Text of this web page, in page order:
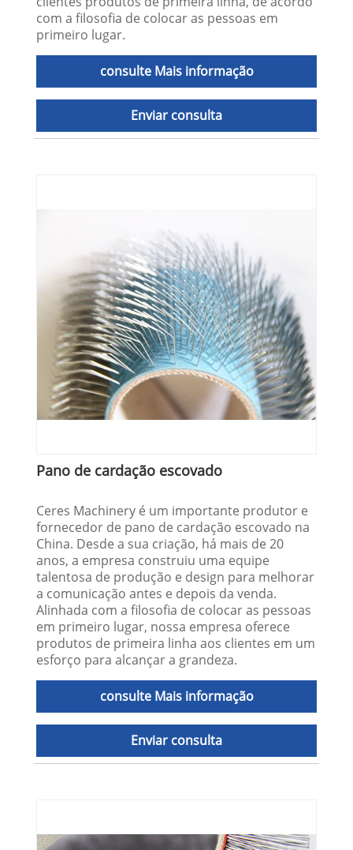
com a filosofia de colocar as pessoas em
primeiro lugar.
consulte Mais informação
Enviar consulta
Pano de cardação escovado
Ceres Machinery é um importante produtor e
fornecedor de pano de cardação escovado na
China. Desde a sua criação, há mais de 20
anos, a empresa construiu uma equipe
talentosa de produção e design para melhorar
a comunicação antes e depois da venda.
Alinhada com a filosofia de colocar as pessoas
em primeiro lugar, nossa empresa oferece
produtos de primeira linha aos clientes em um
esforço para alcançar a grandeza.
consulte Mais informação
Enviar consulta